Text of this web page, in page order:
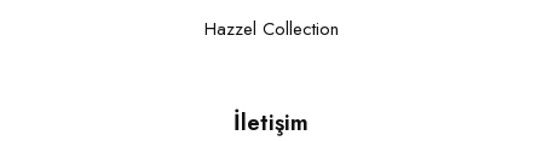
Hazzel Collection
İletişim